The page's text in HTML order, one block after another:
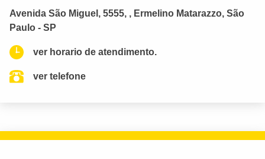
Avenida São Miguel, 5555, , Ermelino Matarazzo, São
Paulo - SP
ver horario de atendimento.
ver telefone